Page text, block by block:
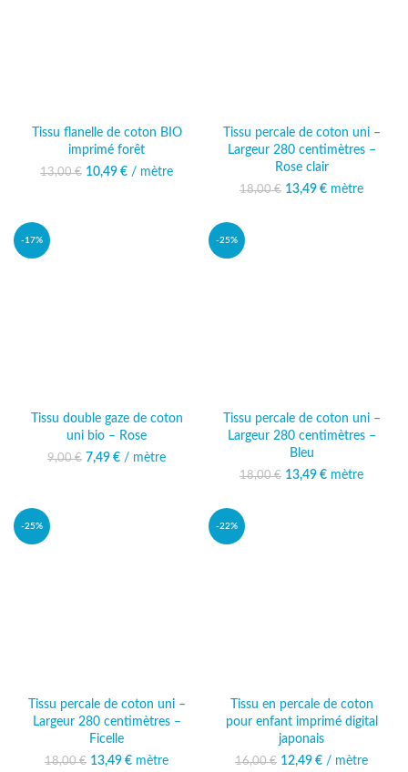
Tissu flanelle de coton BIO
imprimé forêt
13,00€
Le prix initial était :
10,49 €
Le prix
/ mètre
Tissu percale de coton uni –
Largeur 280 centimètres –
Rose clair
18,00€ Le prix initial était :
13,49 €
Le prix
mètre
-17%
Tissu double gaze de coton
uni bio – Rose
9,00€
Le prix initial était :
7,49 € Le prix actuel
/ mètre
-25%
Tissu percale de coton uni –
Largeur 280 centimètres –
Bleu
18,00€ Le prix initial était :
13,49 €
Le prix
mètre
-25%
Tissu percale de coton uni –
Largeur 280 centimètres –
Ficelle
18,00€ Le prix initial était :
13,49 €
Le prix
mètre
-22%
Tissu en percale de coton
pour enfant imprimé digital
japonais
16,00€
Le prix initial était :
12,49 €
Le prix
/ mètre